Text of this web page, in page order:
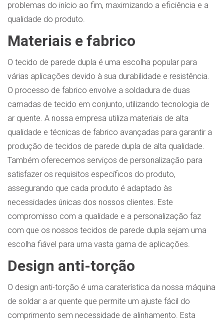
problemas do início ao fim, maximizando a eficiência e a
qualidade do produto.
Materiais e fabrico
O tecido de parede dupla é uma escolha popular para
várias aplicações devido à sua durabilidade e resistência.
O processo de fabrico envolve a soldadura de duas
camadas de tecido em conjunto, utilizando tecnologia de
ar quente. A nossa empresa utiliza materiais de alta
qualidade e técnicas de fabrico avançadas para garantir a
produção de tecidos de parede dupla de alta qualidade.
Também oferecemos serviços de personalização para
satisfazer os requisitos específicos do produto,
assegurando que cada produto é adaptado às
necessidades únicas dos nossos clientes. Este
compromisso com a qualidade e a personalização faz
com que os nossos tecidos de parede dupla sejam uma
escolha fiável para uma vasta gama de aplicações.
Design anti-torção
O design anti-torção é uma caraterística da nossa máquina
de soldar a ar quente que permite um ajuste fácil do
comprimento sem necessidade de alinhamento. Esta